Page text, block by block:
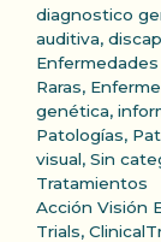
Categorías
diagnostico
auditiva,
Raras,
genética,
Patologías,
visual, Sin
Tratamientos
Etiquetas
Acción Visión
Trials,